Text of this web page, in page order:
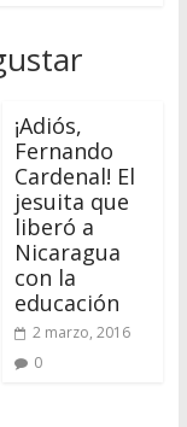
¡Adiós,
Fernando
Cardenal! El
jesuita que
liberó a
Nicaragua
con la
educación
2 marzo, 2016
0